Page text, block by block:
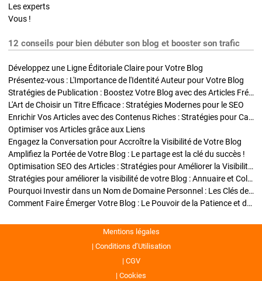
Les experts
Vous !
12 conseils pour bien débuter son blog et booster son trafic
Développez une Ligne Éditoriale Claire pour Votre Blog
Présentez-vous : L'Importance de l'Identité Auteur pour Votre Blog
Stratégies de Publication : Boostez Votre Blog avec des Articles Fréquents et Exclusifs
L'Art de Choisir un Titre Efficace : Stratégies Modernes pour le SEO
Enrichir Vos Articles avec des Contenus Riches : Stratégies pour Captiver et Optimiser
Optimiser vos Articles grâce aux Liens
Engagez la Conversation pour Accroître la Visibilité de Votre Blog
Amplifiez la Portée de Votre Blog : Le partage est la clé du succès !
Optimisation SEO des Articles : Stratégies pour Améliorer la Visibilité de Votre Blog
Stratégies pour améliorer la visibilité de votre Blog : Annuaire et Collaborations
Pourquoi Investir dans un Nom de Domaine Personnel : Les Clés de la Réussite de Votre Blog
Comment Faire Émerger Votre Blog : Le Pouvoir de la Patience et de la Persévérance
Mentions légales
Conditions d’Utilisation
CGV
Cookies